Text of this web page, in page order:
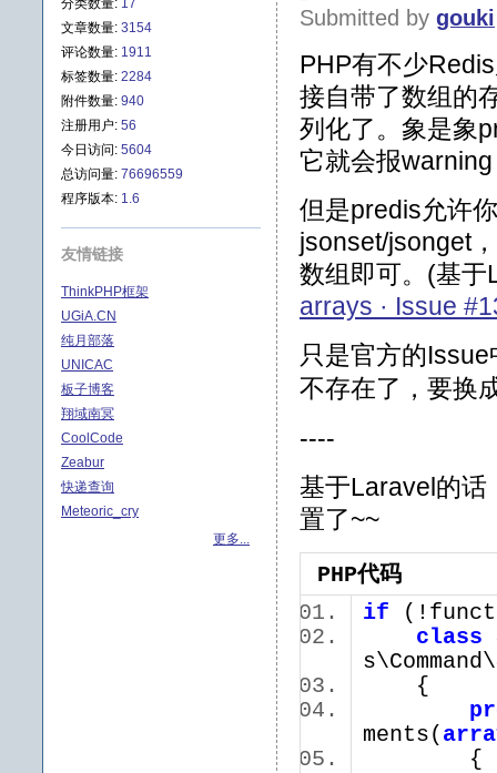
Submitted by gouki
PHP有不少
接自带了数组的
列化了。象是象
它就会报
但是predis允许
jsonset/jsonget
数组即可。(基于
arrays · Issue
只是官方的Issue
不存在了，要换
----
基于Laravel的话
置了~~
PHP代码
if
class
{
ments(
分类数量: 17
文章数量: 3154
评论数量: 1911
标签数量: 2284
附件数量: 940
注册用户: 56
今日访问: 5604
总访问量: 76696559
程序版本: 1.6
友情链接
ThinkPHP框架
UGiA.CN
纯月部落
UNICAC
板子博客
翔域南冥
CoolCode
Zeabur
快递查询
Meteoric_cry
更多...